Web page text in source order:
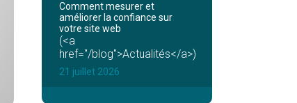
Comment mesurer et
améliorer la confiance sur
votre site web
(<a
href="/blog">Actualités</a>)
21 juillet 2026